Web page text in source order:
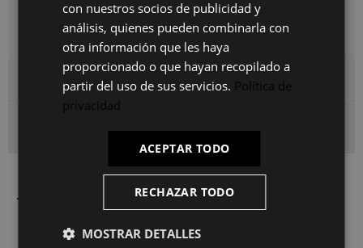
Incluye todos los herrajes necesarios para una instalación
rápida y segura, tanto apoyada en pared como como mueble
independiente.
Detalles del producto
Envío y devoluciones
También le puede interesar
con nuestros socios de publicidad y
análisis, quienes pueden combinarla con
otra información que les haya
proporcionado o que hayan recopilado a
partir del uso de sus servicios. Política de
privacidad
ACEPTAR TODO
RECHAZAR TODO
MOSTRAR DETALLES